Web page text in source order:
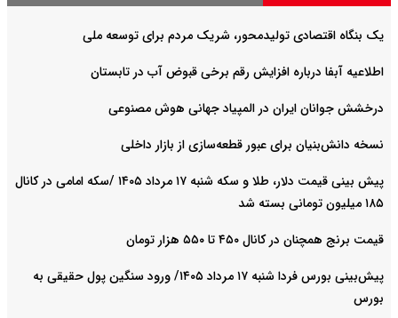
یک بنگاه اقتصادی تولیدمحور، شریک مردم برای توسعه ملی
اطلاعیه آبفا درباره افزایش رقم برخی قبوض آب در تابستان
درخشش جوانان ایران در المپیاد جهانی هوش مصنوعی
نسخه دانش‌بنیان برای عبور قطعه‌سازی از بازار داخلی
پیش ‌بینی قیمت دلار، طلا و سکه شنبه ۱۷ مرداد ۱۴۰۵ /سکه امامی در کانال
۱۸۵ میلیون تومانی بسته شد
قیمت برنج همچنان در کانال ۴۵۰ تا ۵۵۰ هزار تومان
پیش‌بینی بورس فردا شنبه ۱۷ مرداد ۱۴۰۵/ ورود سنگین پول حقیقی به
بورس